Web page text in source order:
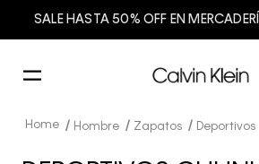
SALE HASTA 50% OFF EN
Hombre Zapatos Deportivos